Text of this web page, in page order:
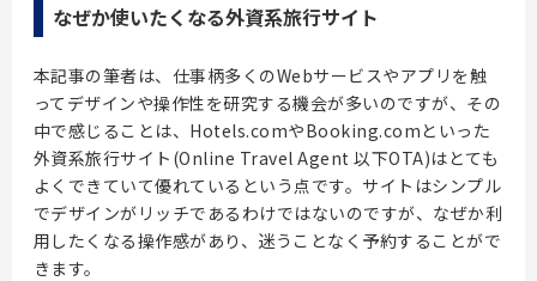
なぜか使いたくなる外資系旅行サイト
本記事の筆者は、仕事柄多くのWebサービスやアプリを触
ってデザインや操作性を研究する機会が多いのですが、その
中で感じることは、Hotels.comやBooking.comといった
外資系旅行サイト(Online Travel Agent 以下OTA)はとても
よくできていて優れているという点です。サイトはシンプル
でデザインがリッチであるわけではないのですが、なぜか利
用したくなる操作感があり、迷うことなく予約することがで
きます。